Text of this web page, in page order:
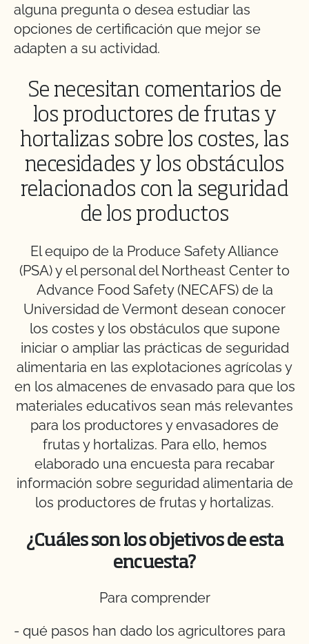
alguna pregunta o desea estudiar las
opciones de certificación que mejor se
adapten a su actividad.
Se necesitan comentarios de
los productores de frutas y
hortalizas sobre los costes, las
necesidades y los obstáculos
relacionados con la seguridad
de los productos
El equipo de la Produce Safety Alliance
(PSA) y el personal del Northeast Center to
Advance Food Safety (NECAFS) de la
Universidad de Vermont desean conocer
los costes y los obstáculos que supone
iniciar o ampliar las prácticas de seguridad
alimentaria en las explotaciones agrícolas y
en los almacenes de envasado para que los
materiales educativos sean más relevantes
para los productores y envasadores de
frutas y hortalizas. Para ello, hemos
elaborado una encuesta para recabar
información sobre seguridad alimentaria de
los productores de frutas y hortalizas.
¿Cuáles son los objetivos de esta
encuesta?
Para comprender
- qué pasos han dado los agricultores para